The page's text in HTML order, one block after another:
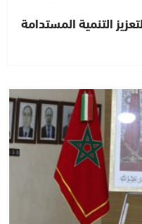
التنمية المستدامة